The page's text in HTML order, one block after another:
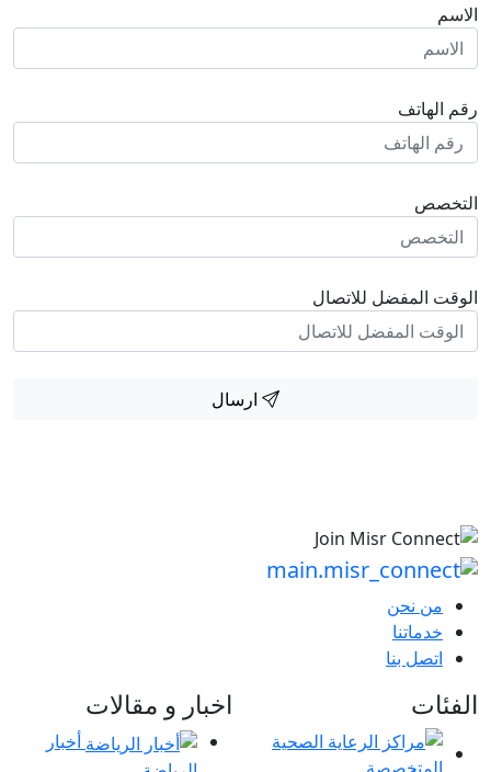
الاسم
رقم الهاتف
التخصص
الوقت المفضل للاتصال
ارسال
من نحن
خدماتنا
اتصل بنا
الفئات اخبار و مقالات
أخبار